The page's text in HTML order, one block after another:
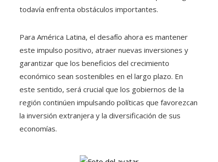
todavía enfrenta obstáculos importantes.
Para América Latina, el desafío ahora es mantener
este impulso positivo, atraer nuevas inversiones y
garantizar que los beneficios del crecimiento
económico sean sostenibles en el largo plazo. En
este sentido, será crucial que los gobiernos de la
región continúen impulsando políticas que favorezcan
la inversión extranjera y la diversificación de sus
economías.